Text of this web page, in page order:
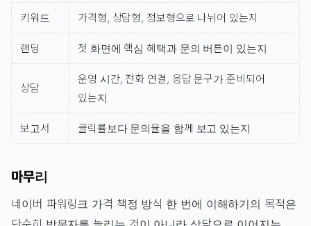
키워드 가격형, 상담형, 정보형으로 나뉘어 있는지
랜딩 첫 화면에 핵심 혜택과 문의 버튼이 있는지
상담
운영 시간, 전화 연결, 응답 문구가 준비되어
있는지
보고서 클릭률보다 문의율을 함께 보고 있는지
마무리
네이버 파워링크 가격 책정 방식 한 번에 이해하기의 목적은